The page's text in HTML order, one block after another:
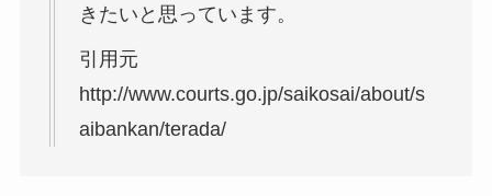
きたいと思っています。
引用元
http://www.courts.go.jp/saikosai/about/s
aibankan/terada/